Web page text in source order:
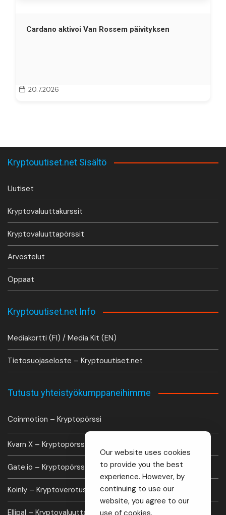
Cardano aktivoi Van Rossem päivityksen
20.7.2026
Kryptouutiset.net Sisältö
Uutiset
Kryptovaluuttakurssit
Kryptovaluuttapörssit
Arvostelut
Oppaat
Kryptouutiset.net Info
Mediakortti (FI) / Media Kit (EN)
Tietosuojaseloste – Kryptouutiset.net
Tutustu yhteistyökumppaneihimme
Coinmotion – Kryptopörssi
Kvarn X – Kryptopörssi
Gate.io – Kryptopörssi
Koinly – Kryptoverotus laskuri
Ellipal – Kryptovaluutta lompakko
Our website uses cookies
to provide you the best
experience. However, by
continuing to use our
website, you agree to our
use of cookies.